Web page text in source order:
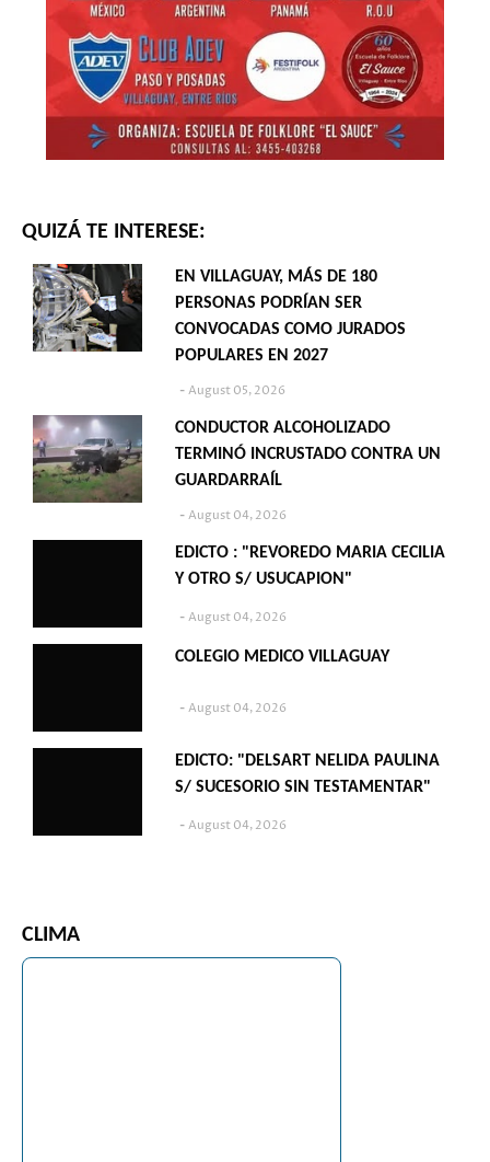
QUIZÁ TE INTERESE:
EN VILLAGUAY, MÁS DE 180
PERSONAS PODRÍAN SER
CONVOCADAS COMO JURADOS
POPULARES EN 2027
August 05, 2026
CONDUCTOR ALCOHOLIZADO
TERMINÓ INCRUSTADO CONTRA UN
GUARDARRAÍL
August 04, 2026
EDICTO : "REVOREDO MARIA CECILIA
Y OTRO S/ USUCAPION"
August 04, 2026
COLEGIO MEDICO VILLAGUAY
August 04, 2026
EDICTO: "DELSART NELIDA PAULINA
S/ SUCESORIO SIN TESTAMENTAR"
August 04, 2026
CLIMA